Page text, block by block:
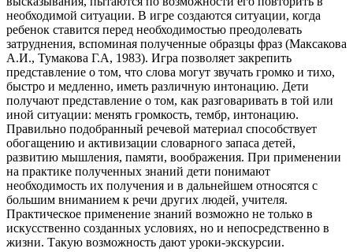
необходимой ситуации. В игре создаются ситуации, когда
ребенок ставится перед необходимостью преодолевать
затруднения, вспоминая полученные образцы фраз (Максакова
А.И., Тумакова Г.А, 1983). Игра позволяет закрепить
представление о том, что слова могут звучать громко и тихо,
быстро и медленно, иметь различную интонацию. Дети
получают представление о том, как разговаривать в той или
иной ситуации: менять громкость, тембр, интонацию.
Правильно подобранный речевой материал способствует
обогащению и активизации словарного запаса детей,
развитию мышления, памяти, воображения. При применении
на практике полученных знаний дети понимают
необходимость их получения и в дальнейшем относятся с
большим вниманием к речи других людей, учителя.
Практическое применение знаний возможно не только в
искусственно созданных условиях, но и непосредственно в
жизни. Такую возможность дают уроки-экскурсии.